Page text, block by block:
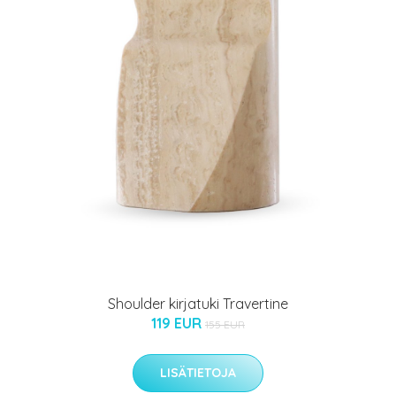
Shoulder kirjatuki Travertine
119 EUR 155 EUR
LISÄTIETOJA